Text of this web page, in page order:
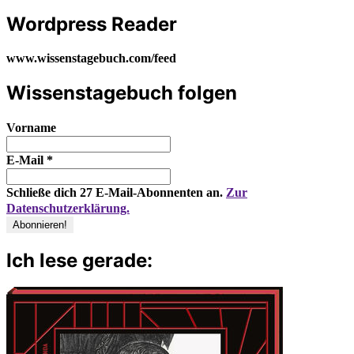
Wordpress Reader
www.wissenstagebuch.com/feed
Wissenstagebuch folgen
Vorname
E-Mail *
Schließe dich 27 E-Mail-Abonnenten an. Zur
Datenschutzerklärung.
Ich lese gerade: